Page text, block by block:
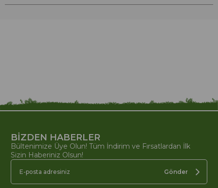
BİZDEN HABERLER
Bültenimize Üye Olun! Tüm İndirim ve Fırsatlardan İlk
Sizin Haberiniz Olsun!
Gönder